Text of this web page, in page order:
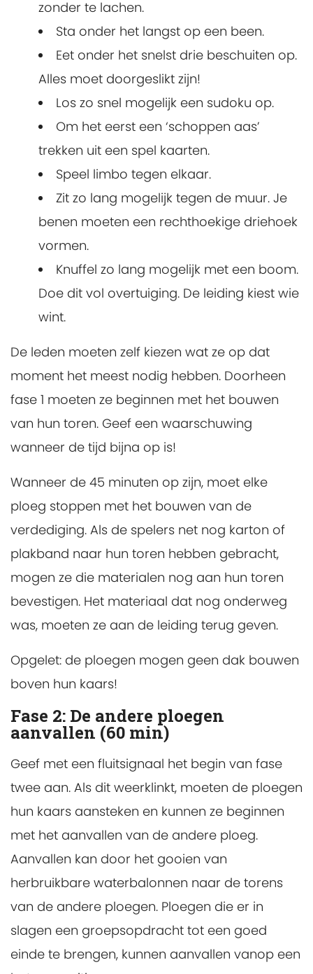
zonder te lachen.
Sta onder het langst op een been.
Eet onder het snelst drie beschuiten op.
Alles moet doorgeslikt zijn!
Los zo snel mogelijk een sudoku op.
Om het eerst een ‘schoppen aas’
trekken uit een spel kaarten.
Speel limbo tegen elkaar.
Zit zo lang mogelijk tegen de muur. Je
benen moeten een rechthoekige driehoek
vormen.
Knuffel zo lang mogelijk met een boom.
Doe dit vol overtuiging. De leiding kiest wie
wint.
De leden moeten zelf kiezen wat ze op dat
moment het meest nodig hebben. Doorheen
fase 1 moeten ze beginnen met het bouwen
van hun toren. Geef een waarschuwing
wanneer de tijd bijna op is!
Wanneer de 45 minuten op zijn, moet elke
ploeg stoppen met het bouwen van de
verdediging. Als de spelers net nog karton of
plakband naar hun toren hebben gebracht,
mogen ze die materialen nog aan hun toren
bevestigen. Het materiaal dat nog onderweg
was, moeten ze aan de leiding terug geven.
Opgelet: de ploegen mogen geen dak bouwen
boven hun kaars!
Fase 2: De andere ploegen
aanvallen (60 min)
Geef met een fluitsignaal het begin van fase
twee aan. Als dit weerklinkt, moeten de ploegen
hun kaars aansteken en kunnen ze beginnen
met het aanvallen van de andere ploeg.
Aanvallen kan door het gooien van
herbruikbare waterbalonnen naar de torens
van de andere ploegen. Ploegen die er in
slagen een groepsopdracht tot een goed
einde te brengen, kunnen aanvallen vanop een